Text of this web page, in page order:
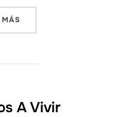
MÁS
A Vivir